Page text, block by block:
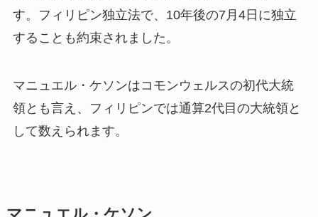
す。フィリピン独立法で、10年後の7月4日に独立
することも約束されました。
マニュエル・ケソンはコモンウェルスの初代大統
領とも言え、フィリピンでは通算2代目の大統領と
して数えられます。